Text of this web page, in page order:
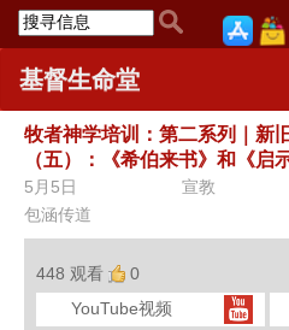
基督生命堂
牧者神学培训：第二系列｜新
（五）：《希伯来书》和《启
5月5日
宣教
包涵传道
448 观看
0
YouTube视频